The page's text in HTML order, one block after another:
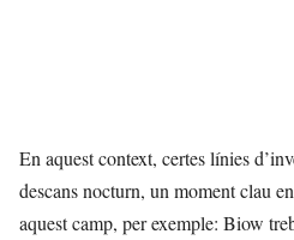
En aquest context, certes línies
descans nocturn, un moment clau
aquest camp, per exemple: Biow